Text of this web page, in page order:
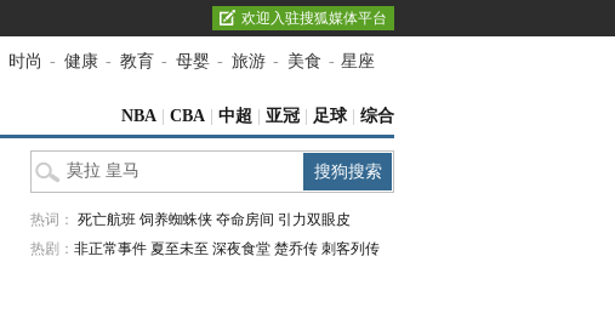
欢迎入驻搜狐媒体平台
时尚 - 健康 - 教育 - 母婴 - 旅游 - 美食 - 星座
NBA CBA 中超 亚冠 足球 综合
热词： 死亡航班 饲养蜘蛛侠 夺命房间 引力双眼皮
热剧： 非正常事件 夏至未至 深夜食堂 楚乔传 刺客列传